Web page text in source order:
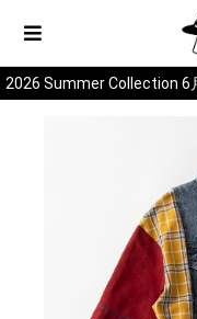
2026 Summer Collection 6